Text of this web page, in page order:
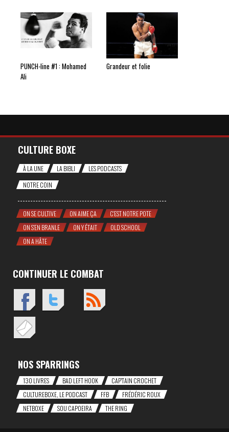
PUNCH-line #1 : Mohamed
Ali
Grandeur et folie
CULTURE BOXE
À LA UNE LA BIBLI
LES PODCASTS
NOTRE COIN
ON SE CULTIVE ON AIME ÇA
C'EST NOTRE POTE
ON S'EN BRANLE
ON Y ÉTAIT
OLD SCHOOL
ON A HÂTE
CONTINUER LE COMBAT
NOS SPARRINGS
130 LIVRES BAD LEFT HOOK
CAP'TAIN CROCHET
CULTUREBOXE, LE PODCAST
FFB
FRÉDÉRIC ROUX
NETBOXE
SOU CAPOEIRA THE RING